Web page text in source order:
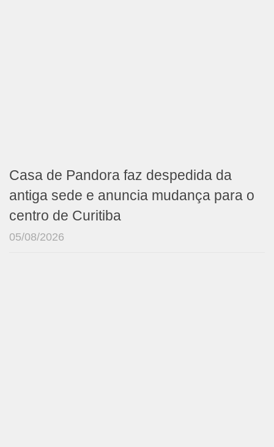
Casa de Pandora faz despedida da
antiga sede e anuncia mudança para o
centro de Curitiba
05/08/2026